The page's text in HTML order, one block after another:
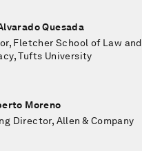
Quesada
Fletcher School of Law and
Tufts University
Moreno
Director, Allen & Company